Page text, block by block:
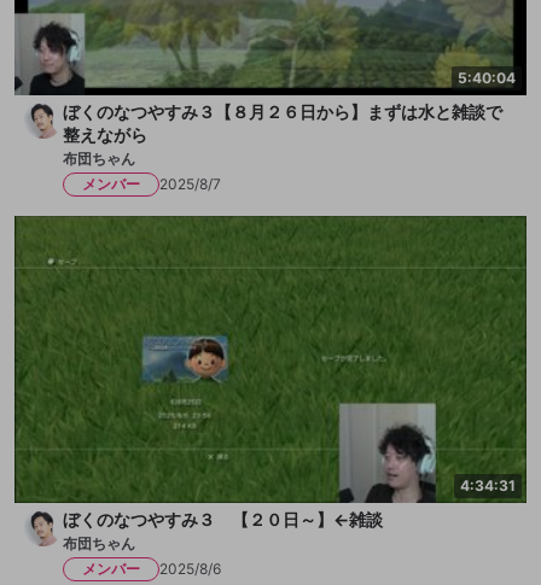
5:40:04
ぼくのなつやすみ３【８月２６日から】まずは水と雑談で
整えながら
布団ちゃん
メンバー
2025/8/7
4:34:31
ぼくのなつやすみ３ 【２０日～】←雑談
布団ちゃん
メンバー
2025/8/6